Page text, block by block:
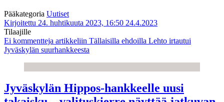
Pääkategoria Uutiset
Kirjoitettu 24. huhtikuuta 2023, 16:50 24.4.2023
Tilaajille
Ei kommentteja artikkeliin Tällaisilla ehdoilla Lehto irtautui
Jyväskylän suurhankkeesta
Jyväskylän Hippos-hankkeelle uusi